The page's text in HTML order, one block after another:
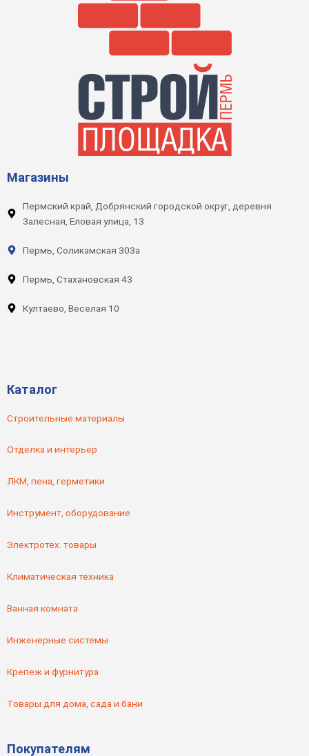
Магазины
Пермский край, Добрянский городской округ, деревня
Залесная, Еловая улица, 13
Пермь, Соликамская 303а
Пермь, Стахановская 43
Култаево, Веселая 10
Каталог
Строительные материалы
Отделка и интерьер
ЛКМ, пена, герметики
Инструмент, оборудование
Электротех. товары
Климатическая техника
Ванная комната
Инженерные системы
Крепеж и фурнитура
Товары для дома, сада и бани
Покупателям